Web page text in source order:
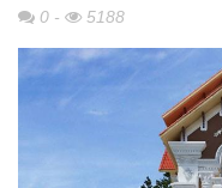
0 - 5188